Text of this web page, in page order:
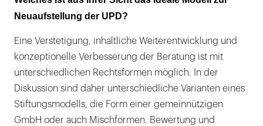
Neuaufstellung der UPD?
Eine Verstetigung, inhaltliche Weiterentwicklung und
konzeptionelle Verbesserung der Beratung ist mit
unterschiedlichen Rechtsformen möglich. In der
Diskussion sind daher unterschiedliche Varianten eines
Stiftungsmodells, die Form einer gemeinnützigen
GmbH oder auch Mischformen. Bewertung und